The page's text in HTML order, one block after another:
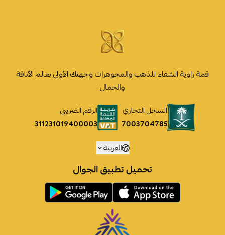
قمة زاوية الشفاء للذهب والمجوهرات وجهتك الأولى بعالم الأناقة
والجمال
السجل التجاري
7003704785
الرقم الضريبي
311231019400003
العربية
تحميل تطبيق الجوال